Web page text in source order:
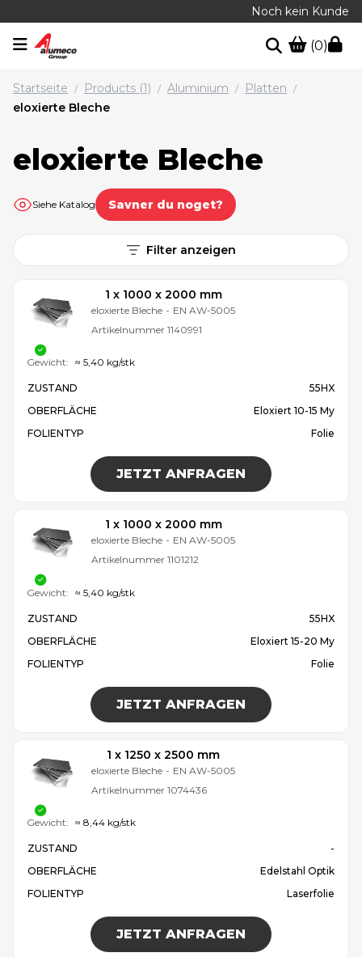
Noch kein Kunde
(0)
Startseite / Products (1) / Aluminium / Platten /
eloxierte Bleche
eloxierte Bleche
Siehe Katalog Savner du noget?
Filter anzeigen
1 x 1000 x 2000 mm
eloxierte Bleche - EN AW-5005
Artikelnummer 1140991
ZUSTAND
55HX
OBERFLÄCHE
Eloxiert 10-15 My
FOLIENTYP
Folie
JETZT ANFRAGEN
Gewicht: ≈ 5,40 kg/stk
1 x 1000 x 2000 mm
eloxierte Bleche - EN AW-5005
Artikelnummer 1101212
ZUSTAND
55HX
OBERFLÄCHE
Eloxiert 15-20 My
FOLIENTYP
Folie
JETZT ANFRAGEN
Gewicht: ≈ 5,40 kg/stk
1 x 1250 x 2500 mm
eloxierte Bleche - EN AW-5005
Artikelnummer 1074436
ZUSTAND
-
OBERFLÄCHE
Edelstahl Optik
FOLIENTYP
Laserfolie
JETZT ANFRAGEN
Gewicht: ≈ 8,44 kg/stk